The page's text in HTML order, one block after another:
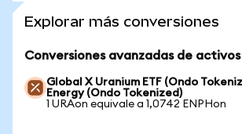
Explorar más conversiones
Conversiones avanzadas de activos
Global X Uranium ETF (Ondo
Energy (Ondo Tokenized)
1 URAon equivale a 1,0742 ENPHon